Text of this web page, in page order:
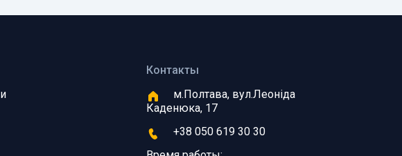
Контакты
м.Полтава, вул.Леоніда
Каденюка, 17
+38 050 619 30 30